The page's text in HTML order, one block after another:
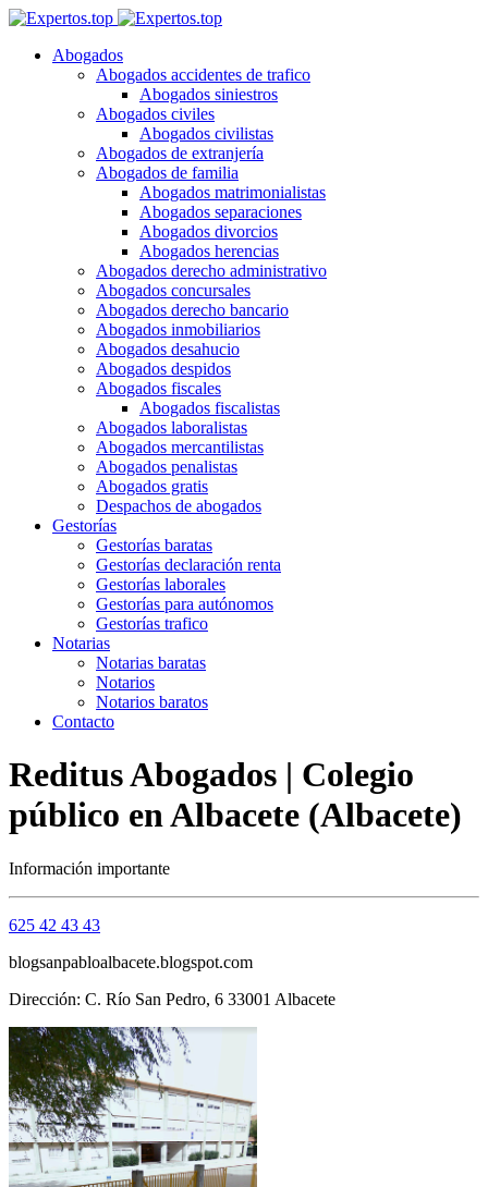
Abogados
Abogados accidentes de trafico
Abogados siniestros
Abogados civiles
Abogados civilistas
Abogados de extranjería
Abogados de familia
Abogados matrimonialistas
Abogados separaciones
Abogados divorcios
Abogados herencias
Abogados derecho administrativo
Abogados concursales
Abogados derecho bancario
Abogados inmobiliarios
Abogados desahucio
Abogados despidos
Abogados fiscales
Abogados fiscalistas
Abogados laboralistas
Abogados mercantilistas
Abogados penalistas
Abogados gratis
Despachos de abogados
Gestorías
Gestorías baratas
Gestorías declaración renta
Gestorías laborales
Gestorías para autónomos
Gestorías trafico
Notarias
Notarias baratas
Notarios
Notarios baratos
Contacto
Reditus Abogados | Colegio
público en Albacete (Albacete)
Información importante
625 42 43 43
blogsanpabloalbacete.blogspot.com
Dirección: C. Río San Pedro, 6 33001 Albacete